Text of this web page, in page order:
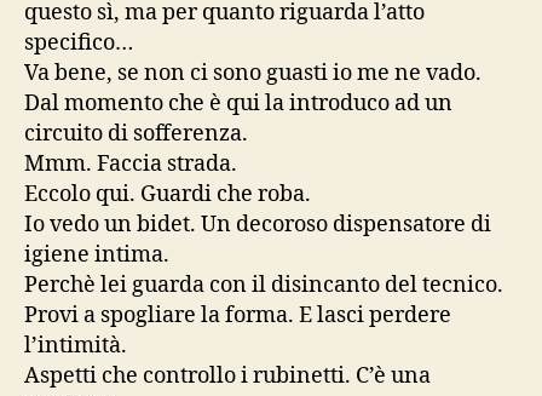
questo sì, ma per quanto riguarda l’atto
specifico…
Va bene, se non ci sono guasti io me ne vado.
Dal momento che è qui la introduco ad un
circuito di sofferenza.
Mmm. Faccia strada.
Eccolo qui. Guardi che roba.
Io vedo un bidet. Un decoroso dispensatore di
igiene intima.
Perchè lei guarda con il disincanto del tecnico.
Provi a spogliare la forma. E lasci perdere
l’intimità.
Aspetti che controllo i rubinetti. C’è una